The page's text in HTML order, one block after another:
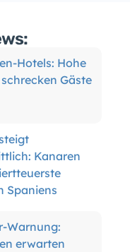
Hotels: Hohe
schrecken Gäste
Kanaren
Spaniens
Warnung:
erwarten